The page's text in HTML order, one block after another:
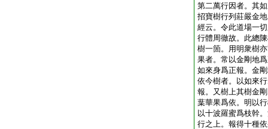
第二萬行因者。其
招寶樹行列莊嚴金
經云。令此道場一
行體周徹故。此總
樹一箇。用明衆樹
果者。常以金剛地
如來身爲正報。金
依今樹者。以如來
報。又樹上其樹金
葉華果爲依。明以
以十波羅蜜爲枝幹
行之上。報得十種